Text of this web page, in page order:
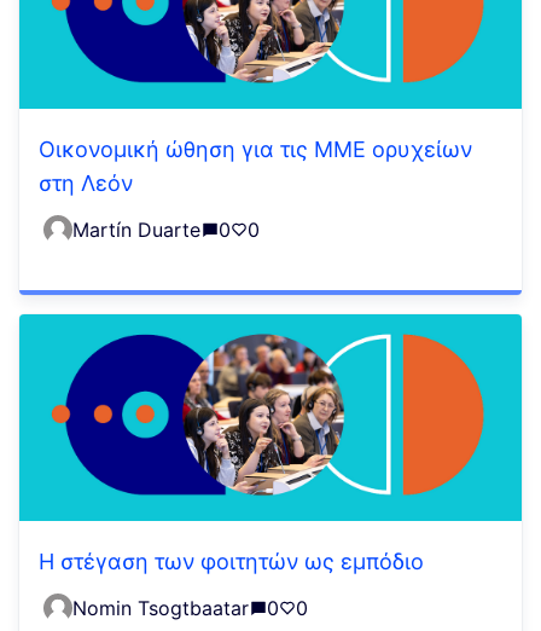
Οικονομική ώθηση για τις ΜΜΕ ορυχείων
στη Λεόν
Martín Duarte 0 0
Η στέγαση των φοιτητών ως εμπόδιο
Nomin Tsogtbaatar 0 0